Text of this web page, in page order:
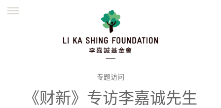
並肩同行
繁體
专题访问
《财新》专访李嘉诚先生